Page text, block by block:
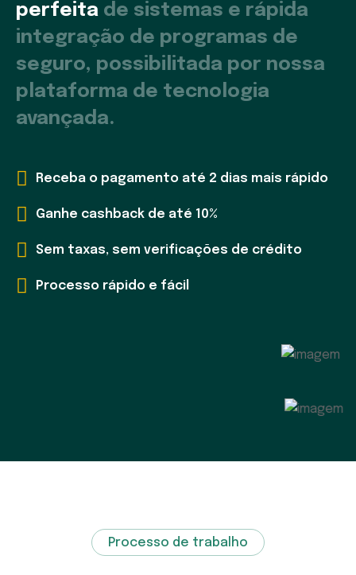
perfeita de sistemas e rápida
integração de programas de
seguro, possibilitada por nossa
plataforma de tecnologia
avançada.
Receba o pagamento até 2 dias mais rápido
Ganhe cashback de até 10%
Sem taxas, sem verificações de crédito
Processo rápido e fácil
Processo de trabalho